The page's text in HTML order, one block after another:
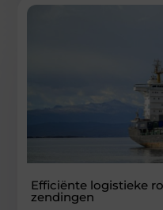
Efficiënte logistieke
zendingen